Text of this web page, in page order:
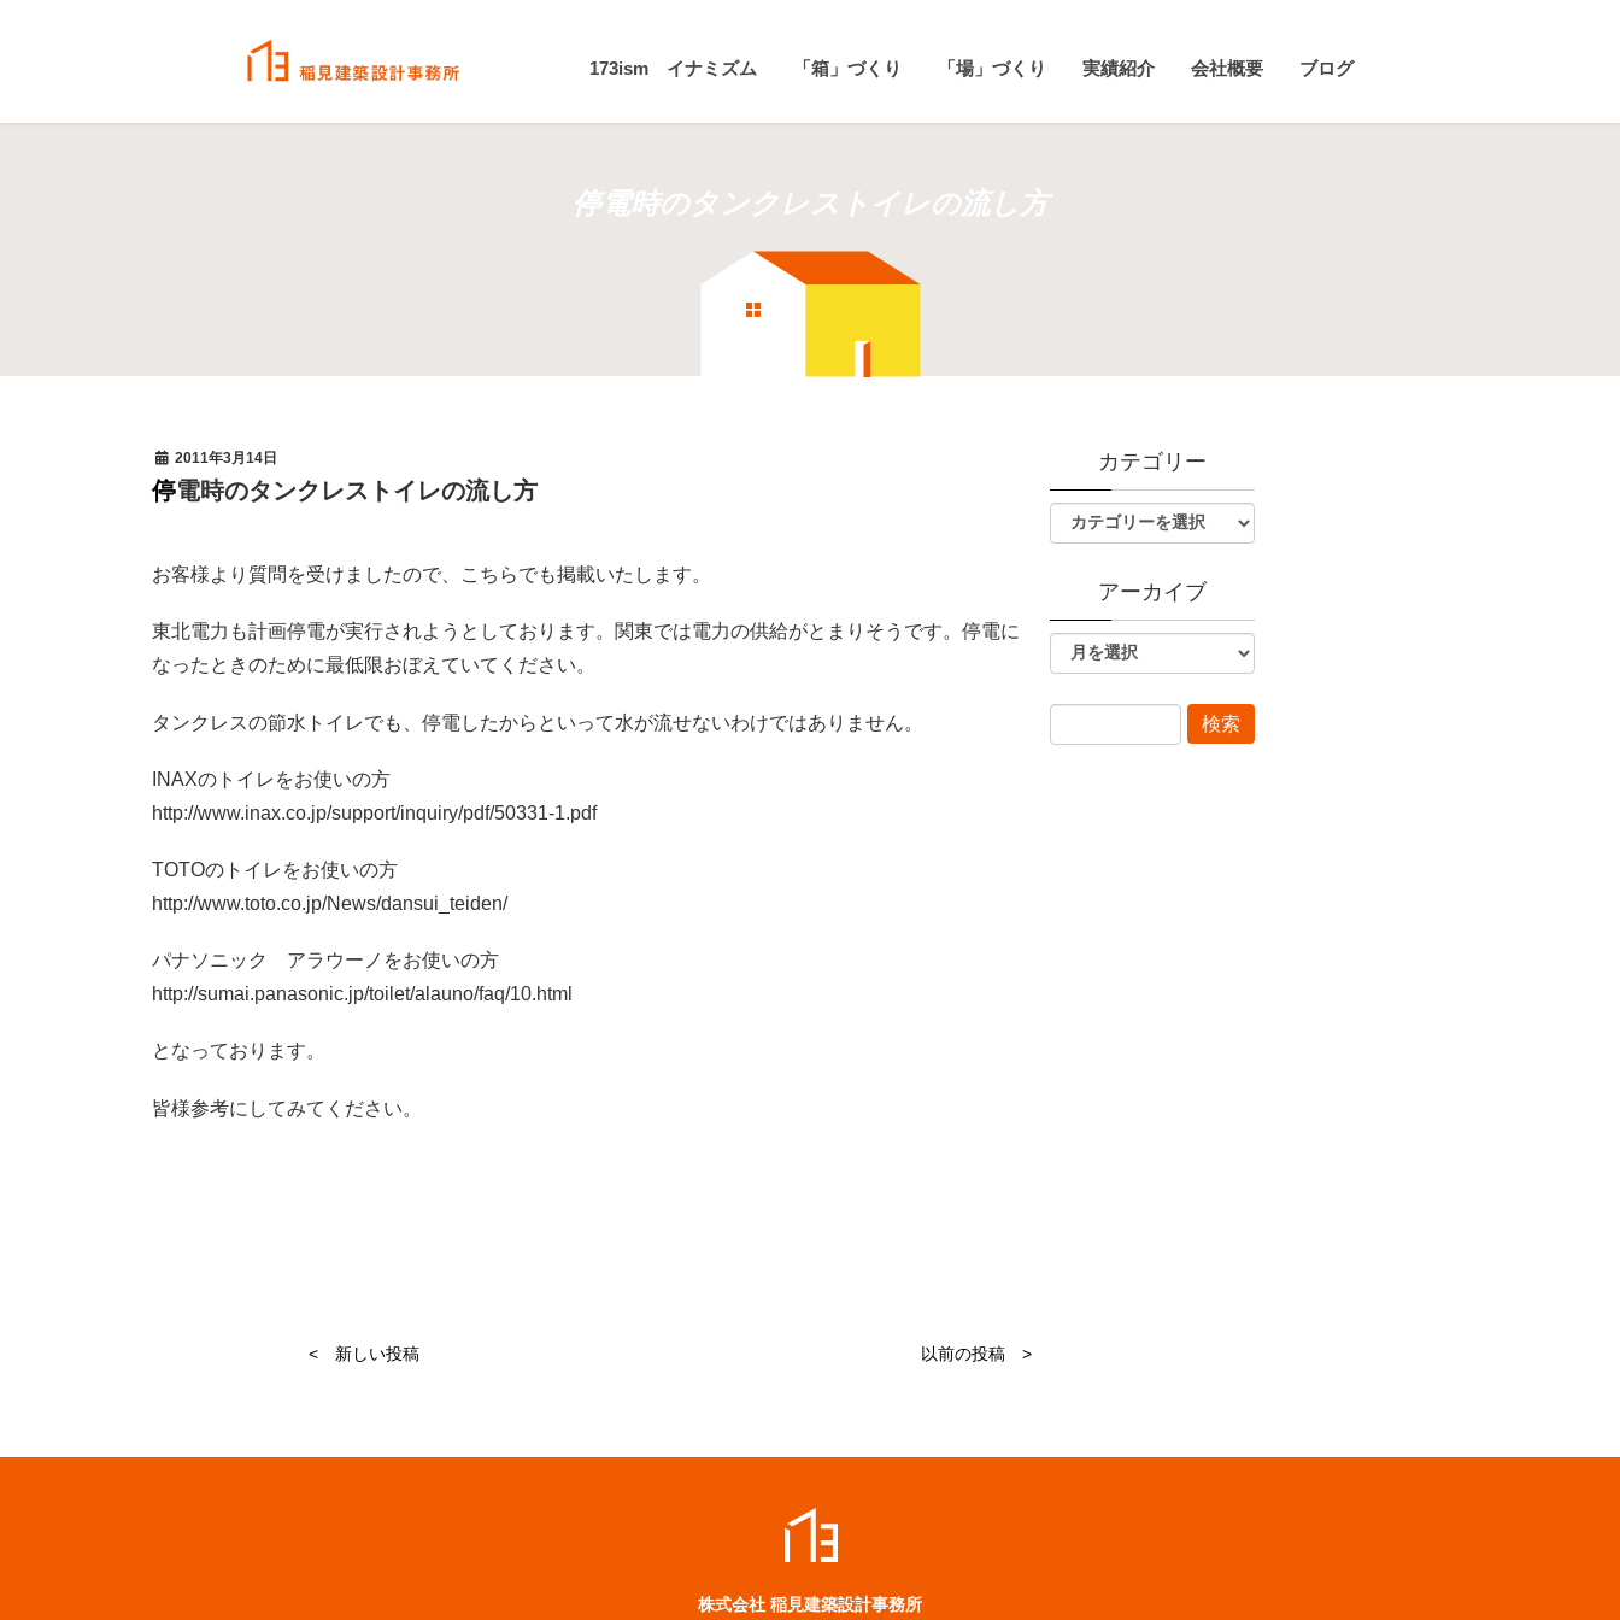
173ism イナミズム 「箱」づくり 「場」づくり 実績紹介 会社概要 ブログ
停電時のタンクレストイレの流し方
2011年3月14日
停電時のタンクレストイレの流し方
お客様より質問を受けましたので、こちらでも掲載いたします。
東北電力も計画停電が実行されようとしております。関東では電力の供給がとまりそうです。停電に
なったときのために最低限おぼえていてください。
タンクレスの節水トイレでも、停電したからといって水が流せないわけではありません。
INAXのトイレをお使いの方
http://www.inax.co.jp/support/inquiry/pdf/50331-1.pdf
TOTOのトイレをお使いの方
http://www.toto.co.jp/News/dansui_teiden/
パナソニック アラウーノをお使いの方
http://sumai.panasonic.jp/toilet/alauno/faq/10.html
となっております。
皆様参考にしてみてください。
< 新しい投稿 以前の投稿 >
カテゴリー
アーカイブ
株式会社 稲見建築設計事務所